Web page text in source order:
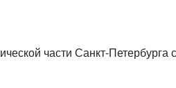
части Санкт-